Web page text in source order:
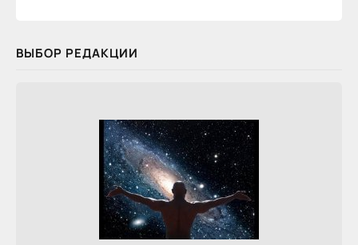
ВЫБОР РЕДАКЦИИ